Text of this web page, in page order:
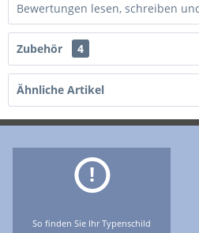
Bewertungen lesen, schreiben
Zubehör 4
Ähnliche Artikel
So finden Sie Ihr Typenschild